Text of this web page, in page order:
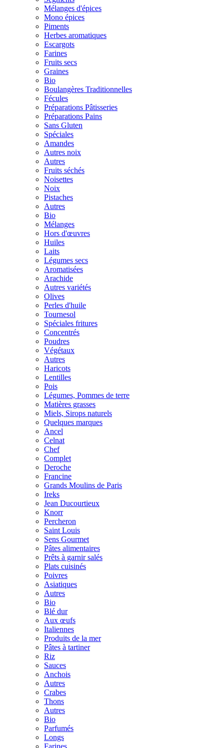
Mélanges d'épices
Mono épices
Piments
Herbes aromatiques
Escargots
Farines
Fruits secs
Graines
Bio
Boulangères Traditionnelles
Fécules
Préparations Pâtisseries
Préparations Pains
Sans Gluten
Spéciales
Amandes
Autres noix
Autres
Fruits séchés
Noisettes
Noix
Pistaches
Autres
Bio
Mélanges
Hors d'œuvres
Huiles
Laits
Légumes secs
Aromatisées
Arachide
Autres variétés
Olives
Perles d'huile
Tournesol
Spéciales fritures
Concentrés
Poudres
Végétaux
Autres
Haricots
Lentilles
Pois
Légumes, Pommes de terre
Matières grasses
Miels, Sirops naturels
Quelques marques
Ancel
Celnat
Chef
Complet
Deroche
Francine
Grands Moulins de Paris
Ireks
Jean Ducourtieux
Knorr
Percheron
Saint Louis
Sens Gourmet
Pâtes alimentaires
Prêts à garnir salés
Plats cuisinés
Poivres
Asiatiques
Autres
Bio
Blé dur
Aux œufs
Italiennes
Produits de la mer
Pâtes à tartiner
Riz
Sauces
Anchois
Autres
Crabes
Thons
Autres
Bio
Parfumés
Longs
Farines